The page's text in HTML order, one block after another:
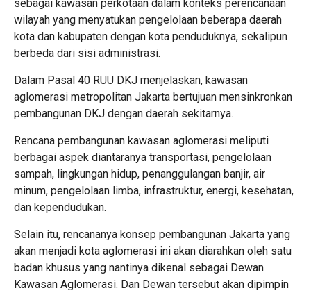
sebagai kawasan perkotaan dalam konteks perencanaan
wilayah yang menyatukan pengelolaan beberapa daerah
kota dan kabupaten dengan kota penduduknya, sekalipun
berbeda dari sisi administrasi.
Dalam Pasal 40 RUU DKJ menjelaskan, kawasan
aglomerasi metropolitan Jakarta bertujuan mensinkronkan
pembangunan DKJ dengan daerah sekitarnya.
Rencana pembangunan kawasan aglomerasi meliputi
berbagai aspek diantaranya transportasi, pengelolaan
sampah, lingkungan hidup, penanggulangan banjir, air
minum, pengelolaan limba, infrastruktur, energi, kesehatan,
dan kependudukan.
Selain itu, rencananya konsep pembangunan Jakarta yang
akan menjadi kota aglomerasi ini akan diarahkan oleh satu
badan khusus yang nantinya dikenal sebagai Dewan
Kawasan Aglomerasi. Dan Dewan tersebut akan dipimpin